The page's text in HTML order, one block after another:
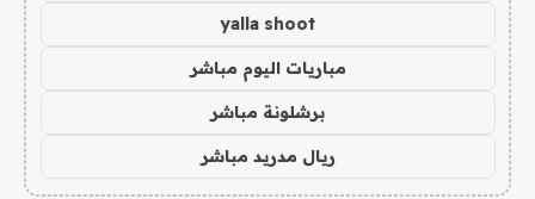
yalla shoot
مباريات اليوم مباشر
برشلونة مباشر
ريال مدريد مباشر